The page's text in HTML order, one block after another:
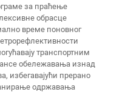
за праћење
обрасце
време поновног
транспортним
обележавања изнад
избегавајући прерано
одржавања